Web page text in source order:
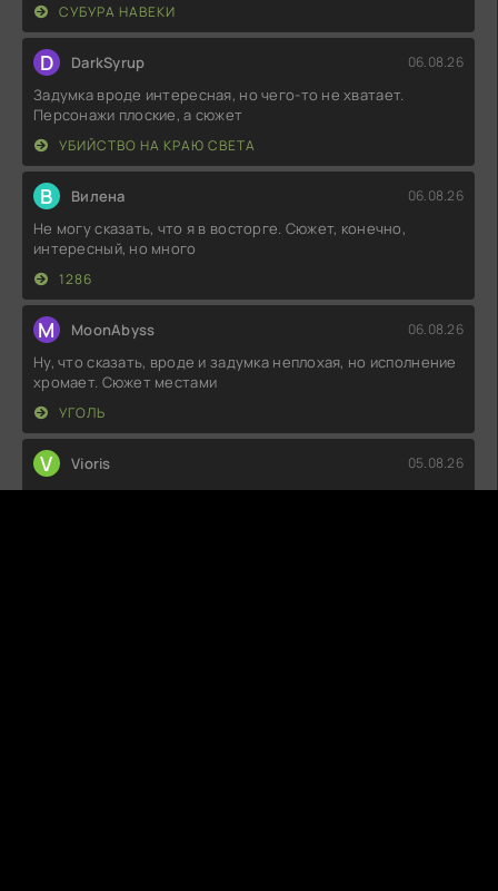
СУБУРА НАВЕКИ
D DarkSyrup 06.08.26
Задумка вроде интересная, но чего-то не хватает.
Персонажи плоские, а сюжет
УБИЙСТВО НА КРАЮ СВЕТА
В Вилена 06.08.26
Не могу сказать, что я в восторге. Сюжет, конечно,
интересный, но много
1286
M MoonAbyss 06.08.26
Ну, что сказать, вроде и задумка неплохая, но исполнение
хромает. Сюжет местами
УГОЛЬ
V Vioris 05.08.26
Как же мне понравилась эта история! Каждый эпизод